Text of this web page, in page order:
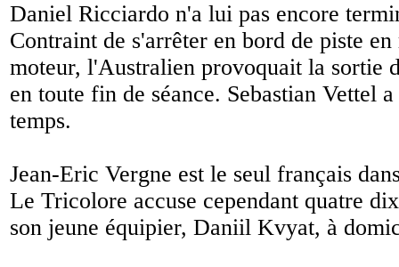
Daniel Ricciardo n'a lui pas encore
Contraint de s'arrêter en bord de piste en
moteur, l'Australien provoquait la sortie
en toute fin de séance. Sebastian Vettel
temps.
Jean-Eric Vergne est le seul français
Le Tricolore accuse cependant quatre
son jeune équipier, Daniil Kvyat, à